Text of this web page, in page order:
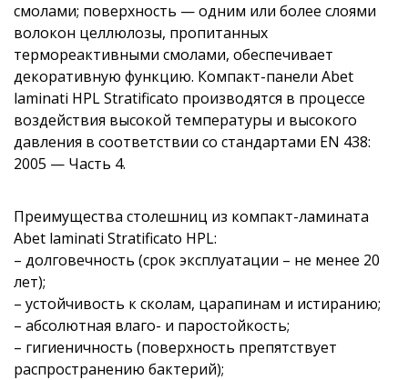
смолами; поверхность — одним или более слоями
волокон целлюлозы, пропитанных
термореактивными смолами, обеспечивает
декоративную функцию. Компакт-панели Abet
laminati HPL Stratificato производятся в процессе
воздействия высокой температуры и высокого
давления в соответствии со стандартами EN 438:
2005 — Часть 4.
Преимущества столешниц из компакт-ламината
Abet laminati Stratificato HPL:
– долговечность (срок эксплуатации – не менее 20
лет);
– устойчивость к сколам, царапинам и истиранию;
– абсолютная влаго- и паростойкость;
– гигиеничность (поверхность препятствует
распространению бактерий);